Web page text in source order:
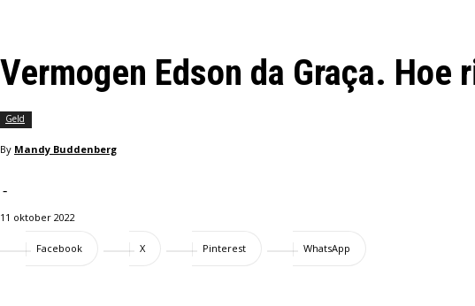
Vermogen Edson da Graça.
Geld
By Mandy Buddenberg
-
11 oktober 2022
Facebook X Pinterest WhatsApp